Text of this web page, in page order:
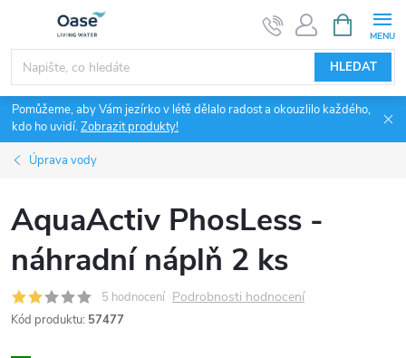
obsah
HLEDAT
NÁKUPNÍ
KOŠÍK
Pomůžeme, aby Vám jezírko v létě dělalo radost a okouzlilo každého,
kdo ho uvidí.Zobrazit produkty!
Úprava vody
AquaActiv PhosLess -
náhradní náplň 2 ks
5 hodnocení Podrobnosti hodnocení
Kód produktu: 57477